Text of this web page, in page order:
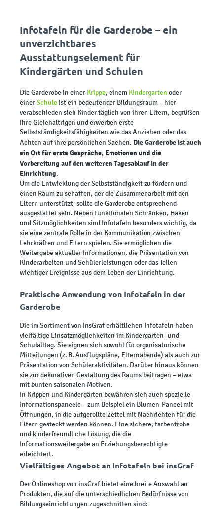
Infotafeln für die Garderobe – ein
unverzichtbares
Ausstattungselement für
Kindergärten und Schulen
Die Garderobe in einer Krippe, einem Kindergarten oder
einerSchuleist ein bedeutender Bildungsraum – hier
verabschieden sich Kinder täglich von ihren Eltern, begrüßen
ihre Gleichaltrigen und erwerben erste
Selbstständigkeitsfähigkeiten wie das Anziehen oder das
Achten auf ihre persönlichen Sachen. Die Garderobe ist auch
ein Ort für erste Gespräche, Emotionen und die
Vorbereitung auf den weiteren Tagesablauf in der
Einrichtung.
Um die Entwicklung der Selbstständigkeit zu fördern und
einen Raum zu schaffen, der die Zusammenarbeit mit den
Eltern unterstützt, sollte die Garderobe entsprechend
ausgestattet sein. Neben funktionalen Schränken, Haken
und Sitzmöglichkeiten sind Infotafeln besonders wichtig, da
sie eine zentrale Rolle in der Kommunikation zwischen
Lehrkräften und Eltern spielen. Sie ermöglichen die
Weitergabe aktueller Informationen, die Präsentation von
Kinderarbeiten und Schülerleistungen oder das Teilen
wichtiger Ereignisse aus dem Leben der Einrichtung.
Praktische Anwendung von Infotafeln in der
Garderobe
Die im Sortiment von insGraf erhältlichen Infotafeln haben
vielfältige Einsatzmöglichkeiten im Kindergarten- und
Schulalltag. Sie eignen sich sowohl für organisatorische
Mitteilungen (z. B. Ausflugspläne, Elternabende) als auch zur
Präsentation von Schüleraktivitäten. Darüber hinaus können
sie zur dekorativen Gestaltung des Raums beitragen – etwa
mit bunten saisonalen Motiven.
In Krippen und Kindergärten bewähren sich auch spezielle
Informationspaneele – zum Beispiel ein Blumen-Paneel mit
Öffnungen, in die aufgerollte Zettel mit Nachrichten für die
Eltern gesteckt werden können. Eine sichere, farbenfrohe
und kinderfreundliche Lösung, die die
Informationsweitergabe an Erziehungsberechtigte
erleichtert.
Vielfältiges Angebot an Infotafeln bei insGraf
Der Onlineshop von insGraf bietet eine breite Auswahl an
Produkten, die auf die unterschiedlichen Bedürfnisse von
Bildungseinrichtungen zugeschnitten sind: